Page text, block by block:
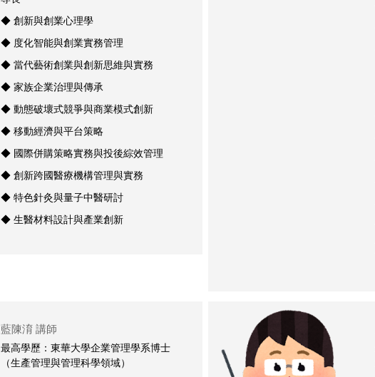
◆ 創新與創業心理學
◆ 度化智能與創業實務管理
◆ 當代藝術創業與創新思維與實務
◆ 家族企業治理與傳承
◆ 動態破壞式競爭與商業模式創新
◆ 移動經濟與平台策略
◆ 國際併購策略實務與投後綜效管理
◆ 創新跨國醫療機構管理與實務
◆ 特色針灸與量子中醫研討
◆ 生醫材料設計與產業創新
藍陳淯 講師
最高學歷：東華大學企業管理學系博士
（生產管理與管理科學領域）